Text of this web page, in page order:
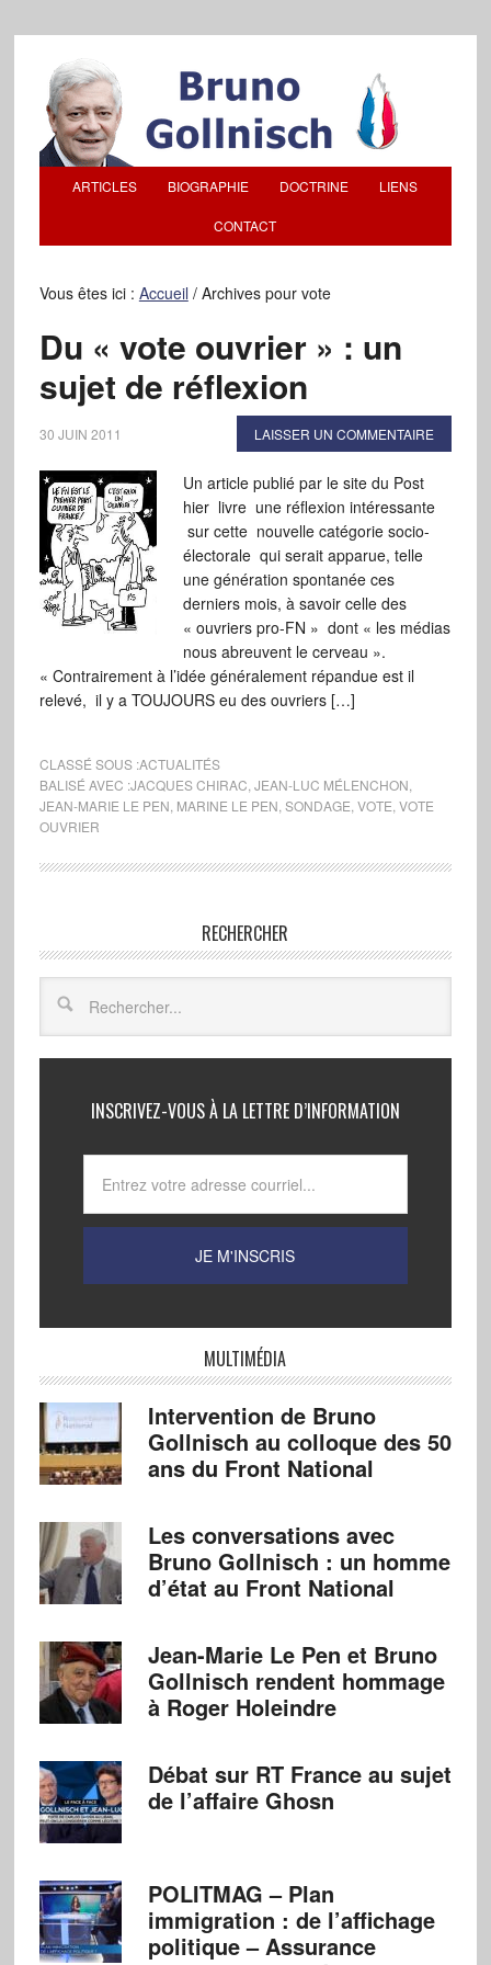
ARTICLES BIOGRAPHIE DOCTRINE LIENS
CONTACT
Vous êtes ici : Accueil /Archives pour vote
Du « vote ouvrier » : un
sujet de réflexion
30 JUIN 2011 LAISSER UN COMMENTAIRE
Un article publié par le site du Post
hier livre une réflexion intéressante
sur cette nouvelle catégorie socio-
électorale qui serait apparue, telle
une génération spontanée ces
derniers mois, à savoir celle des
« ouvriers pro-FN » dont « les médias
nous abreuvent le cerveau ».
« Contrairement à l’idée généralement répandue est il
relevé, il y a TOUJOURS eu des ouvriers […]
CLASSÉ SOUS :ACTUALITÉS
BALISÉ AVEC :JACQUES CHIRAC JEAN-LUC MÉLENCHON
JEAN-MARIE LE PEN MARINE LE PEN SONDAGE VOTE VOTE
OUVRIER
RECHERCHER
INSCRIVEZ-VOUS À LA LETTRE D’INFORMATION
MULTIMÉDIA
Intervention de Bruno
Gollnisch au colloque des 50
ans du Front National
Les conversations avec
Bruno Gollnisch : un homme
d’état au Front National
Jean-Marie Le Pen et Bruno
Gollnisch rendent hommage
à Roger Holeindre
Débat sur RT France au sujet
de l’affaire Ghosn
POLITMAG – Plan
immigration : de l’affichage
politique – Assurance